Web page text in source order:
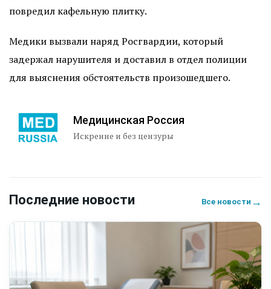
повредил кафельную плитку.
Медики вызвали наряд Росгвардии, который
задержал нарушителя и доставил в отдел полиции
для выяснения обстоятельств произошедшего.
Медицинская Россия
Искренне и без цензуры
Последние новости Все новости →